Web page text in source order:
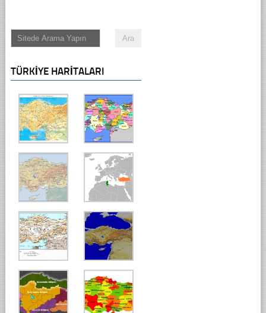
TÜRKIYE HARITALARI